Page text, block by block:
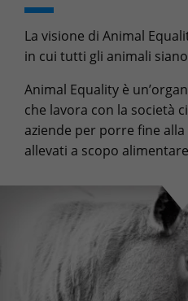
La visione di Animal
in cui tutti gli animali
Animal Equality è
che lavora con la società
aziende per porre fine
allevati a scopo